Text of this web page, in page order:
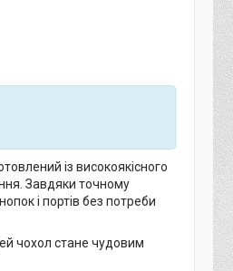
із високоякісного
Завдяки точному
і портів без потреби
чохол стане чудовим